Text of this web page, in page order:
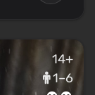
14+
1–6